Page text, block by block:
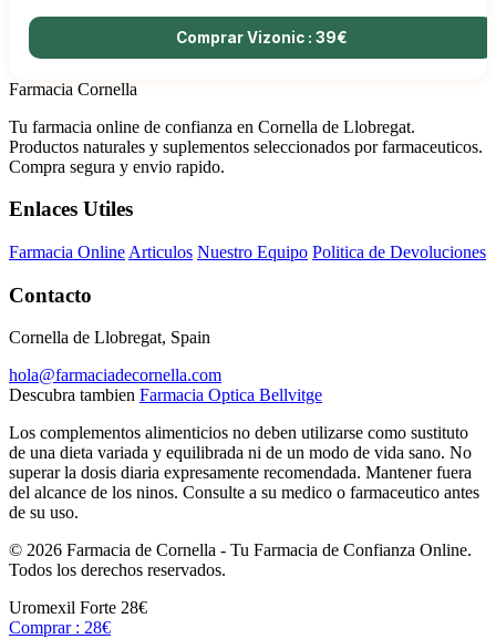
Comprar Vizonic : 39€
Farmacia Cornella
Tu farmacia online de confianza en Cornella de Llobregat.
Productos naturales y suplementos seleccionados por farmaceuticos.
Compra segura y envio rapido.
Enlaces Utiles
Farmacia Online Articulos Nuestro Equipo Politica de Devoluciones
Contacto
Cornella de Llobregat, Spain
hola@farmaciadecornella.com
Descubra tambien Farmacia Optica Bellvitge
Los complementos alimenticios no deben utilizarse como sustituto
de una dieta variada y equilibrada ni de un modo de vida sano. No
superar la dosis diaria expresamente recomendada. Mantener fuera
del alcance de los ninos. Consulte a su medico o farmaceutico antes
de su uso.
© 2026 Farmacia de Cornella - Tu Farmacia de Confianza Online.
Todos los derechos reservados.
Uromexil Forte 28€
Comprar : 28€